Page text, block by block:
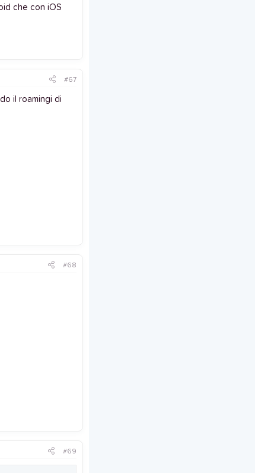
che con iOS
#67
il roamingi di
#68
#69